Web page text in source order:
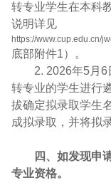
转专业学生在本科
说明详见
https://www.cup.edu.cn/
底部附件1）。
2. 2026年5月 6
转专业的学生进行
拔确定拟录取学生
成拟录取，并将拟
四、如发现申
专业资格。